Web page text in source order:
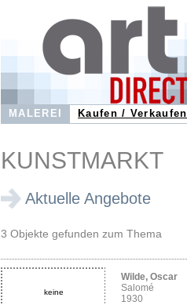
MALEREI Kaufen / Verkaufen
KUNSTMARKT
Aktuelle Angebote
3 Objekte gefunden zum Thema
keine
Wilde, Oscar
Salomé
1930